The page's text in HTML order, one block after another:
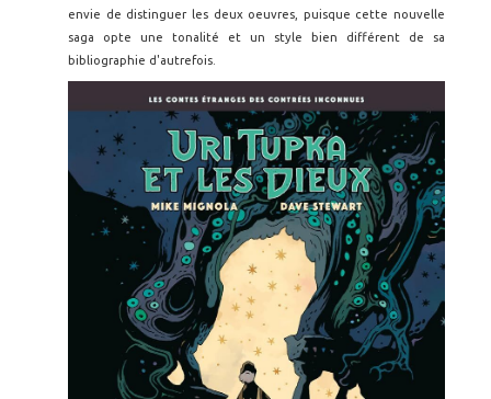
envie de distinguer les deux oeuvres, puisque cette nouvelle
saga opte une tonalité et un style bien différent de sa
bibliographie d'autrefois.